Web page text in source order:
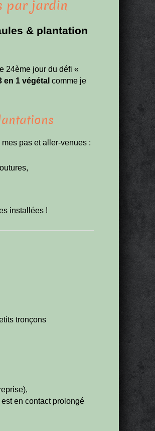
par jardin
& plantation
24ème jour du défi «
en 1 végétal comme je
pas et aller-venues :
installées !
tronçons
en contact prolongé